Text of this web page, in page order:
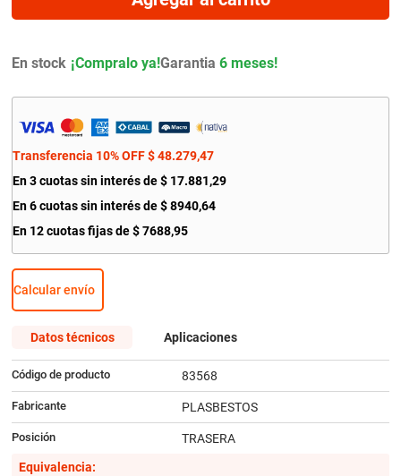
En stock Garantia 6 meses!
Transferencia 10% OFF $ 48.279,47
En 3 cuotas sin interés de $ 17.881,29
En 6 cuotas sin interés de$ 8940,64
En 12 cuotas fijas de $ 7688,95
Calcular envío
Datos técnicos Aplicaciones
Código de producto 83568
Fabricante PLASBESTOS
Posición
TRASERA
Equivalencia: